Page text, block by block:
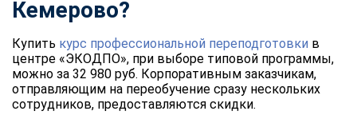
Кемерово?
Купить курс профессиональной переподготовки в
центре «ЭКОДПО», при выборе типовой программы,
можно за 32 980 руб. Корпоративным заказчикам,
отправляющим на переобучение сразу нескольких
сотрудников, предоставляются скидки.